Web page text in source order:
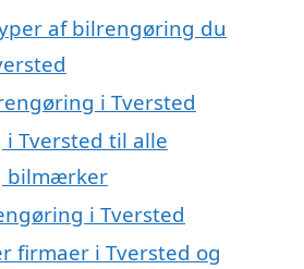
af bilrengøring du
i Tversted
Tversted til alle
bilmærker
i Tversted
firmaer i Tversted og